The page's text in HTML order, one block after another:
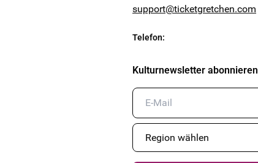
support@ticketgretchen.com
Telefon:
Kulturnewsletter abonnieren